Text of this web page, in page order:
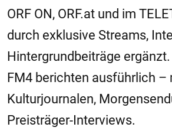
ORF ON, ORF.at und im
durch exklusive Streams,
Hintergrundbeiträge ergänzt.
FM4 berichten ausführlich –
Kulturjournalen,
Preisträger-Interviews.